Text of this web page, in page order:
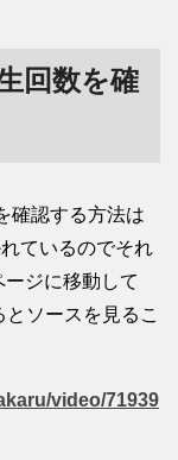
回数を確
確認する方法は
ているのでそれ
ジに移動して
ソースを見るこ
video/71939